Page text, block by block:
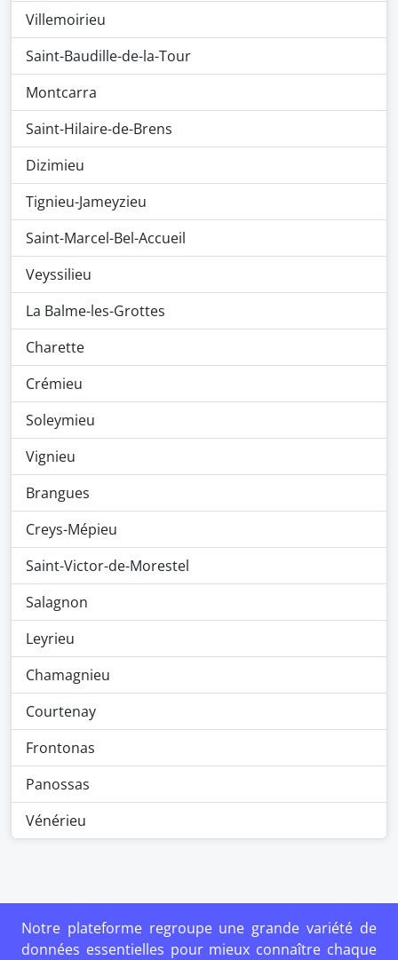
Villemoirieu
Saint-Baudille-de-la-Tour
Montcarra
Saint-Hilaire-de-Brens
Dizimieu
Tignieu-Jameyzieu
Saint-Marcel-Bel-Accueil
Veyssilieu
La Balme-les-Grottes
Charette
Crémieu
Soleymieu
Vignieu
Brangues
Creys-Mépieu
Saint-Victor-de-Morestel
Salagnon
Leyrieu
Chamagnieu
Courtenay
Frontonas
Panossas
Vénérieu
Notre plateforme regroupe une grande variété de
données essentielles pour mieux connaître chaque